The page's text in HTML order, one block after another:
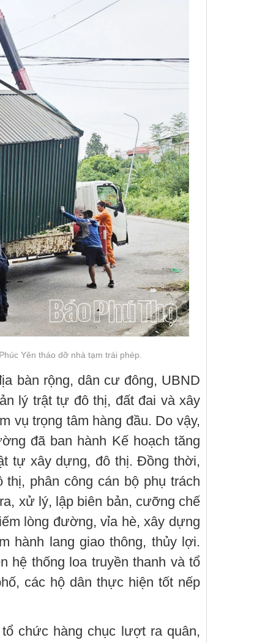
Yên tháo dỡ nhà tạm trái phép.
bàn rộng, dân cư đông, UBND
lý trật tự đô thị, đất đai và xây
vụ trọng tâm hàng đầu. Do vậy,
đã ban hành Kế hoạch tăng
tự xây dựng, đô thị. Đồng thời,
phân công cán bộ phụ trách
xử lý, lập biên bản, cưỡng chế
lòng đường, vỉa hè, xây dựng
hành lang giao thông, thủy lợi.
hệ thống loa truyền thanh và tổ
các hộ dân thực hiện tốt nếp
chức hàng chục lượt ra quân,